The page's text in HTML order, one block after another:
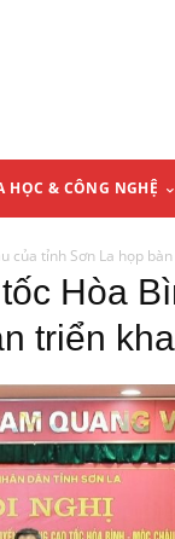
HỌC & CÔNG NGHỆ
của tỉnh Sơn La họp
Hòa
triển